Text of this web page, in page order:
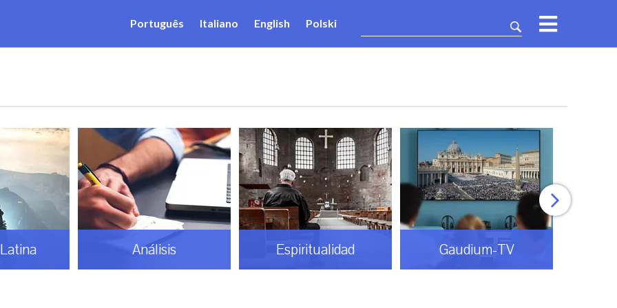
Português Italiano English Polski
Análisis Espiritualidad Gaudium-TV